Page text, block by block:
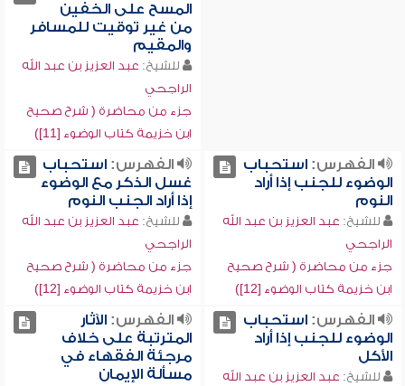
المسح على الخفين
من غير توقيت للمسافر
والمقيم
للشيخ: عبد العزيز بن عبد الله
الراجحي
جزء من محاضرة ( شرح صحيح
ابن خزيمة كتاب الوضوء [11])
الفهرس:استحباب
الوضوء للجنب إذا أراد
النوم
للشيخ: عبد العزيز بن عبد الله
الراجحي
جزء من محاضرة ( شرح صحيح
ابن خزيمة كتاب الوضوء [12])
الفهرس:استحباب
غسل الذكر مع الوضوء
إذا أراد الجنب النوم
للشيخ: عبد العزيز بن عبد الله
الراجحي
جزء من محاضرة ( شرح صحيح
ابن خزيمة كتاب الوضوء [12])
الفهرس:استحباب
الوضوء للجنب إذا أراد
الأكل
للشيخ: عبد العزيز بن عبد الله
الفهرس:الآثار
المترتبة على خلاف
مرجئة الفقهاء في
مسألة الإيمان